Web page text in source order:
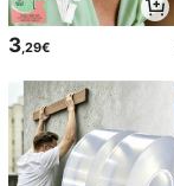
3,29€